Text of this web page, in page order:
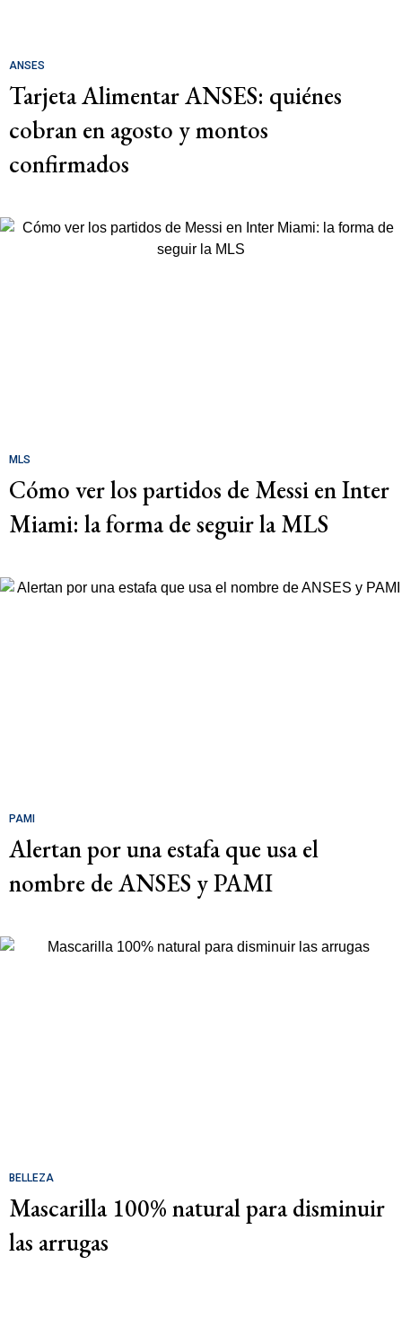
ANSES
Tarjeta Alimentar ANSES: quiénes
cobran en agosto y montos
confirmados
MLS
Cómo ver los partidos de Messi en Inter
Miami: la forma de seguir la MLS
PAMI
Alertan por una estafa que usa el
nombre de ANSES y PAMI
BELLEZA
Mascarilla 100% natural para disminuir
las arrugas